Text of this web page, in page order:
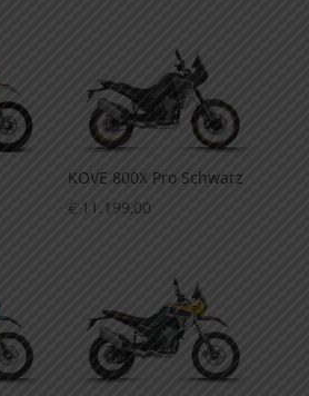
KOVE 800X Pro Schwarz
€ 11.199,00